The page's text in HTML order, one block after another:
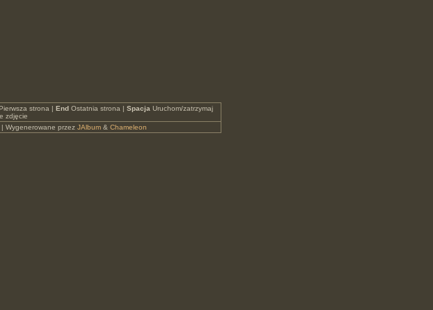
strona | EndOstatnia strona | Spacja Uruchom/zatrzymaj
zdjęcie
| Wygenerowane przez JAlbum & Chameleon